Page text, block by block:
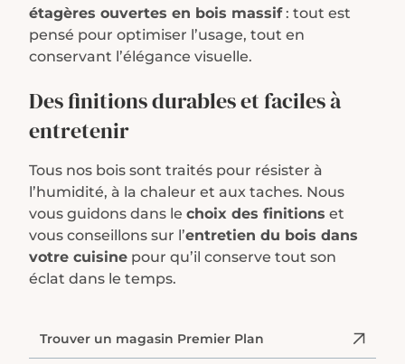
étagères ouvertes en bois massif: tout est
pensé pour optimiser l’usage, tout en
conservant l’élégance visuelle.
Des finitions durables et faciles à
entretenir
Tous nos bois sont traités pour résister à
l’humidité, à la chaleur et aux taches. Nous
vous guidons dans le choix des finitions et
vous conseillons sur l’entretien du bois dans
votre cuisine pour qu’il conserve tout son
éclat dans le temps.
Trouver un magasin Premier Plan